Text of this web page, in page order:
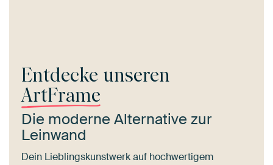
Entdecke unseren
ArtFrame
Die moderne Alternative zur
Leinwand
Dein Lieblingskunstwerk auf hochwertigem